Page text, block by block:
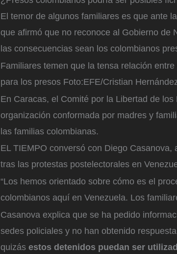
El temor de algunos familiares es que ante
que afirmó que no reconoce al Gobierno de
las consecuencias sean los colombianos
Familiares temen que la tensa relación
para los presos Foto:EFE/Cristian
En Caracas, el Comité por la Libertad de
organización conformada por madres y
las familias colombianas.
EL TIEMPO conversó con Diego
tras las protestas postelectorales en
“Los hemos orientado sobre cómo es el
colombianos aquí en Venezuela. Los
Casanova explica que se ha pedido
sedes policiales y no han obtenido
quizás estos detenidos puedan ser